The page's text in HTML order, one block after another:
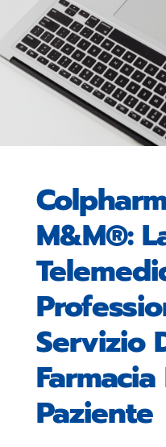
M&M®:
Servizio
Farmacia
Paziente